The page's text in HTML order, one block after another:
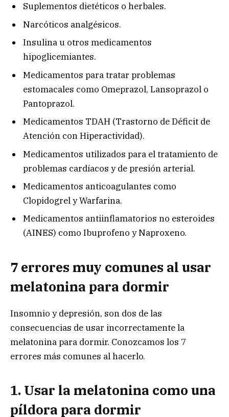
Suplementos dietéticos o herbales.
Narcóticos analgésicos.
Insulina u otros medicamentos
hipoglicemiantes.
Medicamentos para tratar problemas
estomacales como Omeprazol, Lansoprazol o
Pantoprazol.
Medicamentos TDAH (Trastorno de Déficit de
Atención con Hiperactividad).
Medicamentos utilizados para el tratamiento de
problemas cardíacos y de presión arterial.
Medicamentos anticoagulantes como
Clopidogrel y Warfarina.
Medicamentos antiinflamatorios no esteroides
(AINES) como Ibuprofeno y Naproxeno.
7 errores muy comunes al usar
melatonina para dormir
Insomnio y depresión, son dos de las
consecuencias de usar incorrectamente la
melatonina para dormir. Conozcamos los 7
errores más comunes al hacerlo.
1. Usar la melatonina como una
píldora para dormir